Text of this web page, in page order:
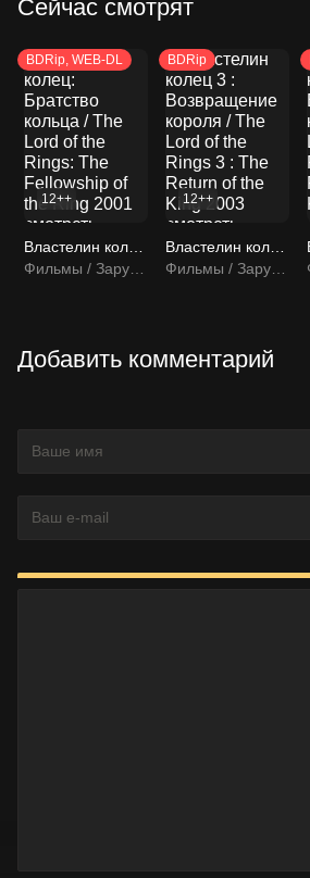
Сейчас смотрят
BDRip, WEB-DL
12++
BDRip
12++
Добавить комментарий